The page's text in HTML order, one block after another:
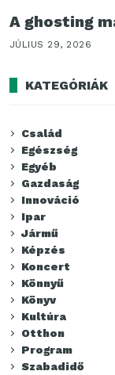
A ghosting
JÚLIUS 29, 2026
KATEGÓRIÁK
Család
Egészség
Egyéb
Gazdaság
Innováció
Ipar
Jármű
Képzés
Koncert
Könnyű
Könyv
Kultúra
Otthon
Program
Szabadidő